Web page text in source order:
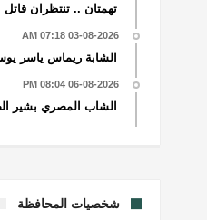
تهمتان .. تنتظران قاتل
03-08-2026 07:18 AM
الشابة ريماس ياسر
06-08-2026 08:04 PM
الشاب المصري بشير
شخصيات المحافظة